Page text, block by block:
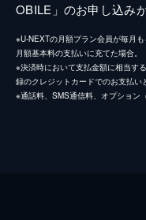
OBILE」のお申し込み
※U-NEXTの月額プラン会員が毎月
月額基本料の支払いに充てた場合。
※決済時において支払金額に相当す
録のクレジットカードでのお支払い
※通話料、SMS通信料、オプション